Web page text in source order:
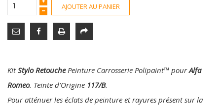
AJOUTER AU PANIER
KitStylo RetouchePeinture Carrosserie Polipaint™ pourAlfa
Romeo. Teinte d'Origine 117/B.
Pour atténuer les éclats de peinture et rayures présent sur la